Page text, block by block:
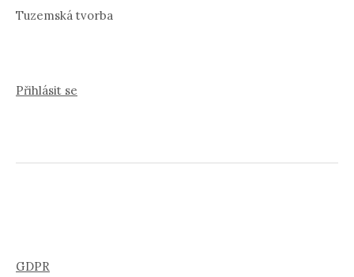
Tuzemská tvorba
Přihlásit se
GDPR